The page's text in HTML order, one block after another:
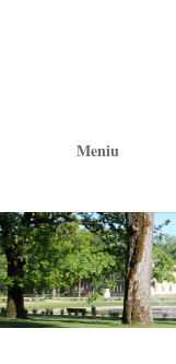
Meniu